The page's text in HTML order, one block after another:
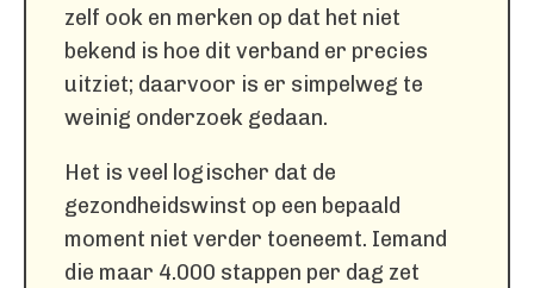
zelf ook en merken op dat het niet
bekend is hoe dit verband er precies
uitziet; daarvoor is er simpelweg te
weinig onderzoek gedaan.
Het is veel logischer dat de
gezondheidswinst op een bepaald
moment niet verder toeneemt. Iemand
die maar 4.000 stappen per dag zet